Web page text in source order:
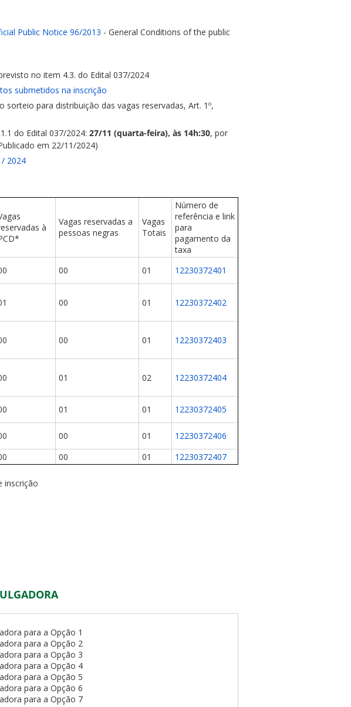
Public Notice 96/2013 - General Conditions of the public
no item 4.3. do Edital 037/2024
submetidos na inscrição
para distribuição das vagas reservadas, Art. 1º,
do Edital 037/2024: 27/11 (quarta-feira), às 14h:30, por
em 22/11/2024)
/ 2024
à
Vagas reservadas a
pessoas negras
Vagas
Totais
Número de
referência e link
para
pagamento da
taxa
00 01 12230372401
00 01 12230372402
00 01 12230372403
01 02 12230372404
01 01 12230372405
00 01
12230372406
00 01 12230372407
inscrição
para a Opção 1
para a Opção 2
para a Opção 3
para a Opção 4
para a Opção 5
para a Opção 6
para a Opção 7